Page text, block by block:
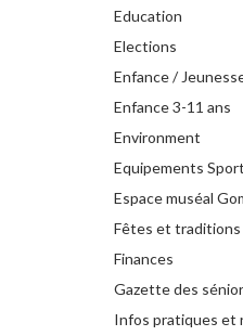
Education
Elections
Enfance /
Enfance 3-11 ans
Environment
Equipements
Espace muséal
Fêtes et traditions
Finances
Gazette des
Infos pratiques et